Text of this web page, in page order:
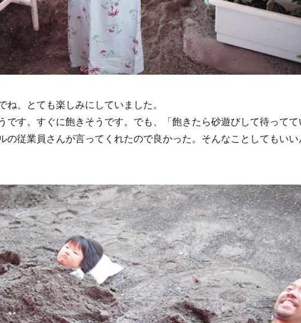
ね、とても楽しみにしていました。
です。すぐに飽きそうです。でも、「飽きたら砂遊びして待ってて
の従業員さんが言ってくれたので良かった。そんなことしてもいい